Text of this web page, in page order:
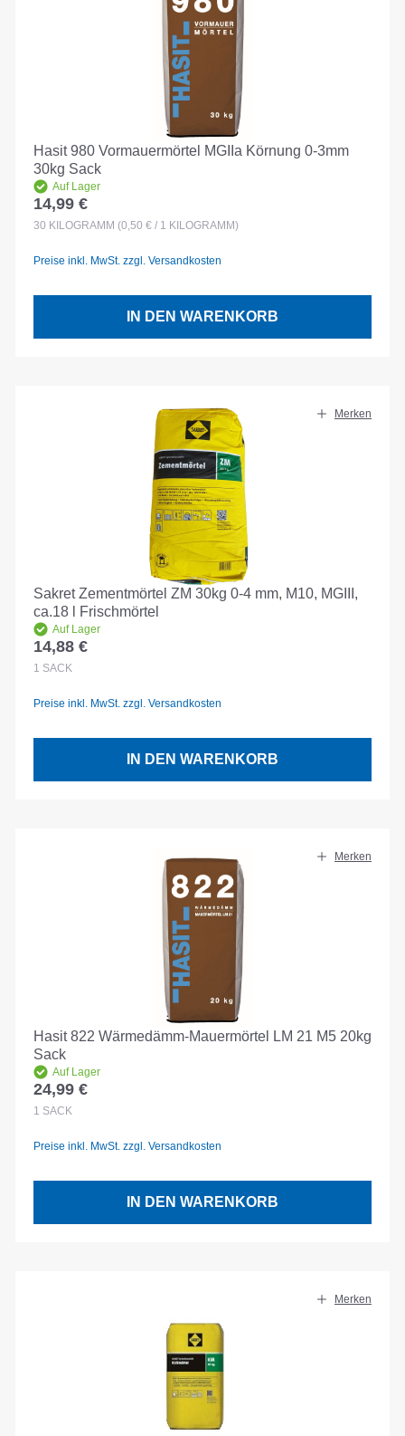
Hasit 980 Vormauermörtel MGIIa Körnung 0-3mm
30kg Sack
Auf Lager
Regulärer Preis:
14,99 €
30 KILOGRAMM (0,50 € / 1 KILOGRAMM)
Preise inkl. MwSt. zzgl. Versandkosten
IN DEN WARENKORB
Merken
Sakret Zementmörtel ZM 30kg 0-4 mm, M10, MGIII,
ca.18 l Frischmörtel
Auf Lager
Regulärer Preis:
14,88 €
1 SACK
Preise inkl. MwSt. zzgl. Versandkosten
IN DEN WARENKORB
Merken
Hasit 822 Wärmedämm-Mauermörtel LM 21 M5 20kg
Sack
Auf Lager
Regulärer Preis:
24,99 €
1 SACK
Preise inkl. MwSt. zzgl. Versandkosten
IN DEN WARENKORB
Merken